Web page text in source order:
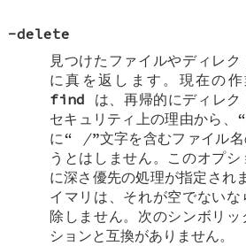
-delete
見つけたファイルやディレ
に真を返します。現在の
find は、再帰的にディレク
セキュリティ上の理由から、“
に“
/”文字を含むファイル
うとはしません。このオプ
に深さ優先の処理が指定され
イマリは、それが空でない
除しません。次のシンボリ
ションと互換がありません。